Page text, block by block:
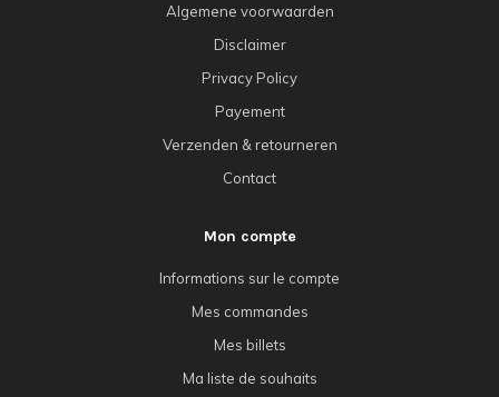
Algemene voorwaarden
Disclaimer
Privacy Policy
Payement
Verzenden & retourneren
Contact
Mon compte
Informations sur le compte
Mes commandes
Mes billets
Ma liste de souhaits